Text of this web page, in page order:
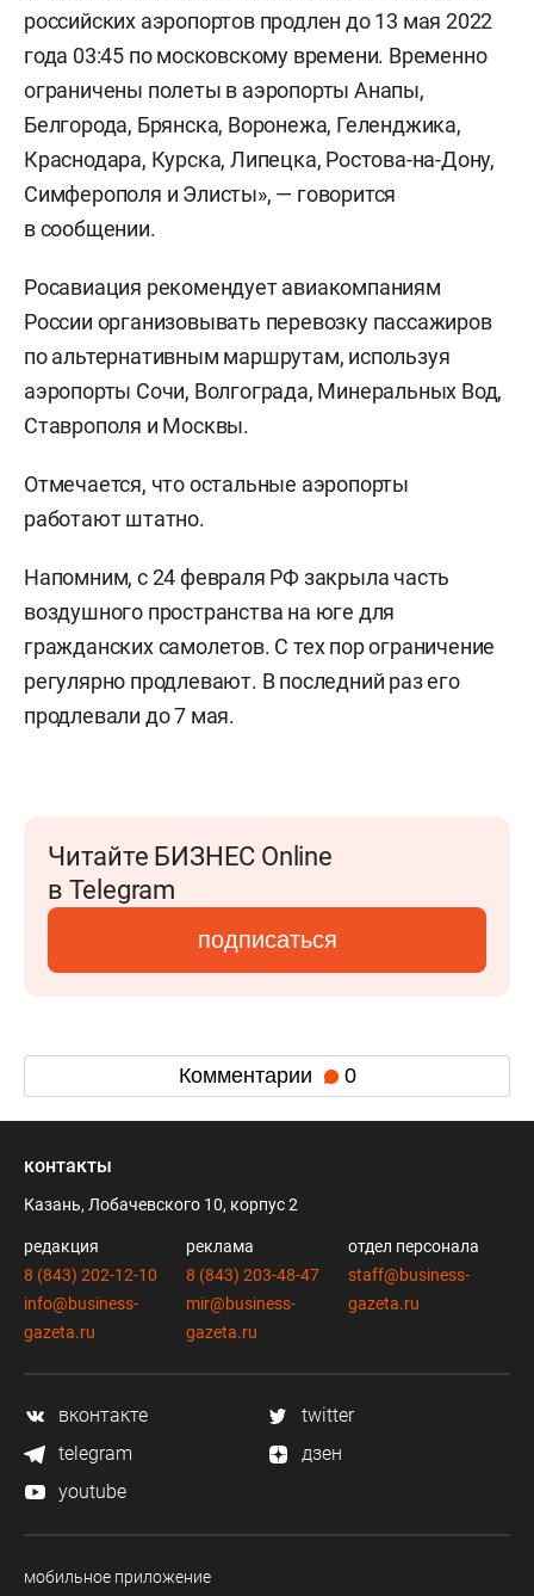
российских аэропортов продлен до 13 мая 2022
года 03:45 по московскому времени. Временно
ограничены полеты в аэропорты Анапы,
Белгорода, Брянска, Воронежа, Геленджика,
Краснодара, Курска, Липецка, Ростова-на-Дону,
Симферополя и Элисты», — говорится
в сообщении.
Росавиация рекомендует авиакомпаниям
России организовывать перевозку пассажиров
по альтернативным маршрутам, используя
аэропорты Сочи, Волгограда, Минеральных Вод,
Ставрополя и Москвы.
Отмечается, что остальные аэропорты
работают штатно.
Напомним, с 24 февраля РФ закрыла часть
воздушного пространства на юге для
гражданских самолетов. С тех пор ограничение
регулярно продлевают. В последний раз его
продлевали до 7 мая.
Читайте БИЗНЕС Online
в Telegram
подписаться
Комментарии 0
контакты
Казань, Лобачевского 10, корпус 2
редакция
8 (843) 202-12-10
info@business-
gazeta.ru
реклама
8 (843) 203-48-47
mir@business-
gazeta.ru
отдел персонала
staff@business-
gazeta.ru
вконтакте
twitter
telegram
дзен
youtube
мобильное приложение